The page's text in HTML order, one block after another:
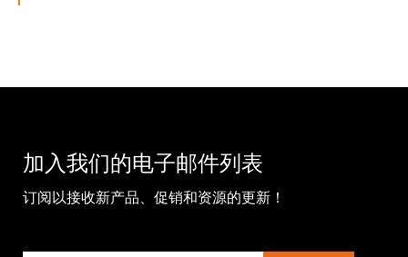
加入我们的电子邮件列表
订阅以接收新产品、促销和资源的更新！